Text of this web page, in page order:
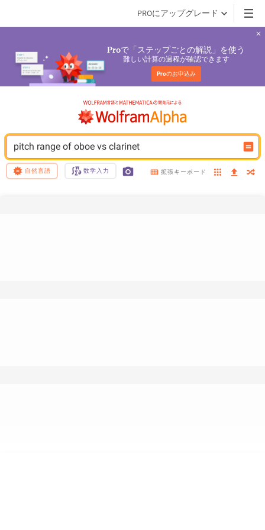
PROにアップグレード
Proで「ステップごとの解説」を使う
難しい計算の過程が確認できます
Proのお申込み
pitch range of oboe vs clarinet
自然言語 数学入力 拡張キーボード